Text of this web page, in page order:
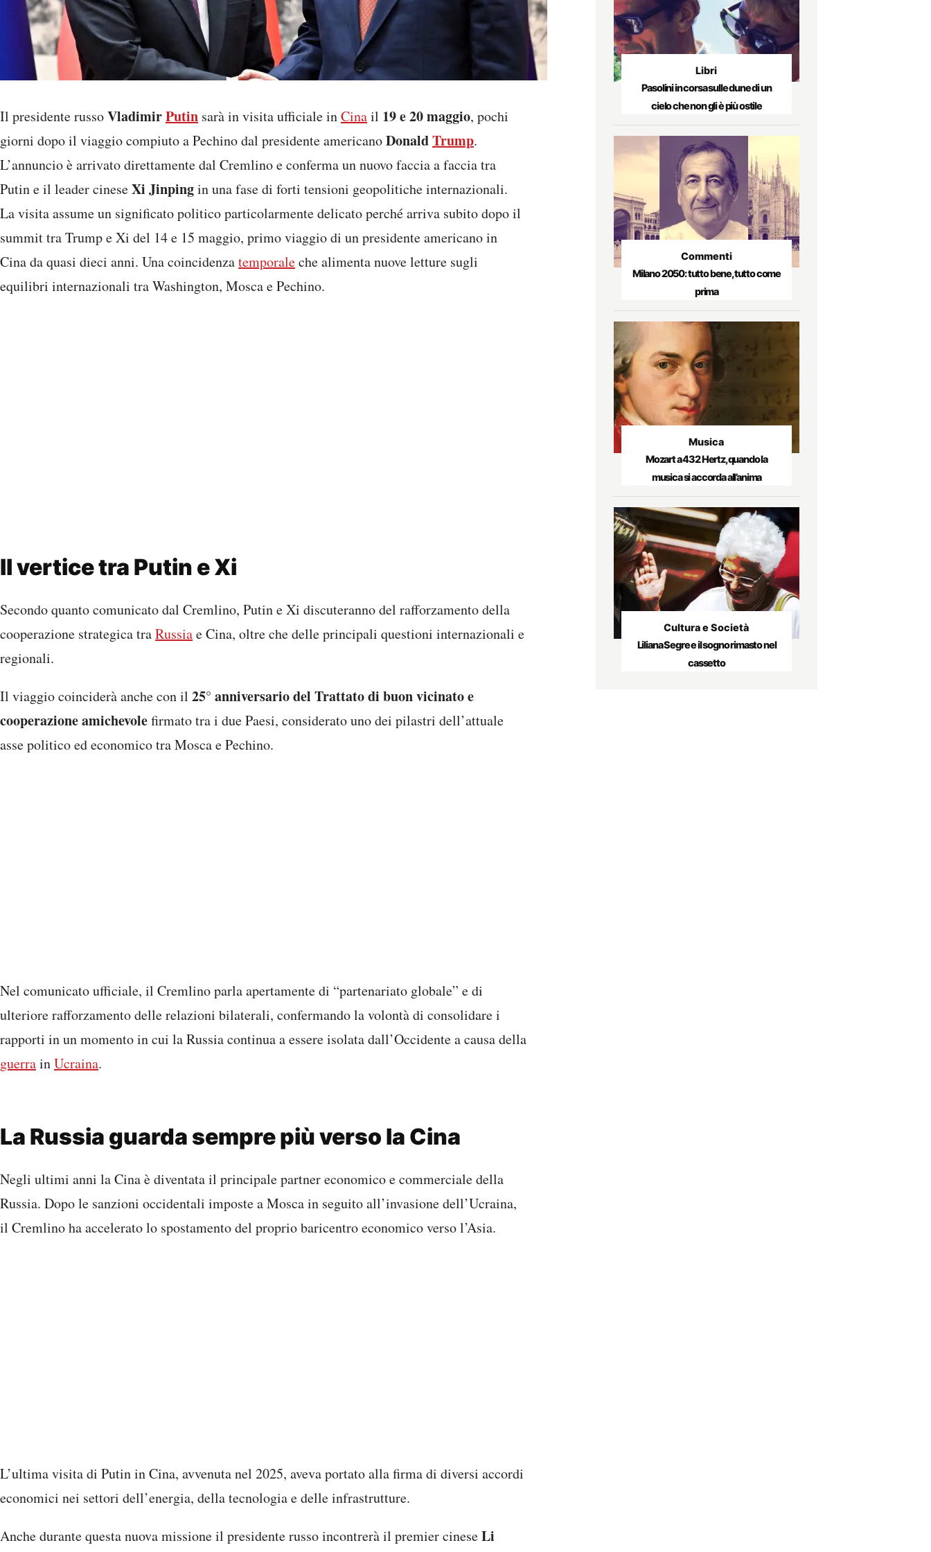
Il presidente russoVladimirPutin sarà in visita ufficiale inCinail 19 e 20 maggio, pochi
giorni dopo il viaggio compiuto a Pechino dal presidente americanoDonaldTrump.
L’annuncio è arrivato direttamente dal Cremlino e conferma un nuovo faccia a faccia tra
Putin e il leader cineseXi Jinpingin una fase di forti tensioni geopolitiche internazionali.
La visita assume un significato politico particolarmente delicato perché arriva subito dopo il
summit tra Trump e Xi del 14 e 15 maggio, primo viaggio di un presidente americano in
Cina da quasi dieci anni. Una coincidenzatemporaleche alimenta nuove letture sugli
equilibri internazionali tra Washington, Mosca e Pechino.
Il vertice tra Putin e Xi
Secondo quanto comunicato dal Cremlino, Putin e Xi discuteranno del rafforzamento della
cooperazione strategica traRussiae Cina, oltre che delle principali questioni internazionali e
regionali.
Il viaggio coinciderà anche con il 25° anniversario del Trattato di buon vicinato e
cooperazione amichevolefirmato tra i due Paesi, considerato uno dei pilastri dell’attuale
asse politico ed economico tra Mosca e Pechino.
Nel comunicato ufficiale, il Cremlino parla apertamente di “partenariato globale” e di
ulteriore rafforzamento delle relazioni bilaterali, confermando la volontà di consolidare i
rapporti in un momento in cui la Russia continua a essere isolata dall’Occidente a causa della
guerrainUcraina.
La Russia guarda sempre più verso la Cina
Negli ultimi anni la Cina è diventata il principale partner economico e commerciale della
Russia. Dopo le sanzioni occidentali imposte a Mosca in seguito all’invasione dell’Ucraina,
il Cremlino ha accelerato lo spostamento del proprio baricentro economico verso l’Asia.
L’ultima visita di Putin in Cina, avvenuta nel 2025, aveva portato alla firma di diversi accordi
economici nei settori dell’energia, della tecnologia e delle infrastrutture.
Anche durante questa nuova missione il presidente russo incontrerà il premier cineseLi
Libri
Pasolini in corsa sulle dune di un
cielo che non gli è più ostile
Commenti
Milano 2050: tutto bene, tutto come
prima
Musica
Mozart a 432 Hertz, quando la
musica si accorda all’anima
Cultura e Società
Liliana Segre e il sogno rimasto nel
cassetto